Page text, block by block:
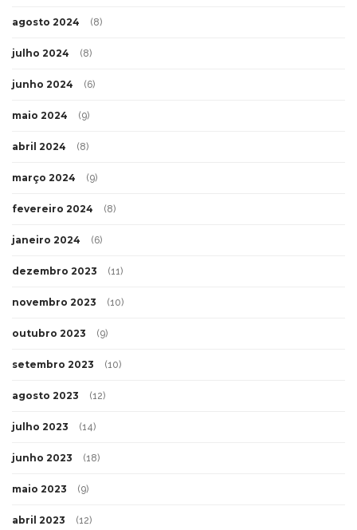
agosto 2024 (8)
julho 2024 (8)
junho 2024 (6)
maio 2024 (9)
abril 2024 (8)
março 2024 (9)
fevereiro 2024 (8)
janeiro 2024 (6)
dezembro 2023 (11)
novembro 2023 (10)
outubro 2023 (9)
setembro 2023 (10)
agosto 2023 (12)
julho 2023 (14)
junho 2023 (18)
maio 2023 (9)
abril 2023 (12)